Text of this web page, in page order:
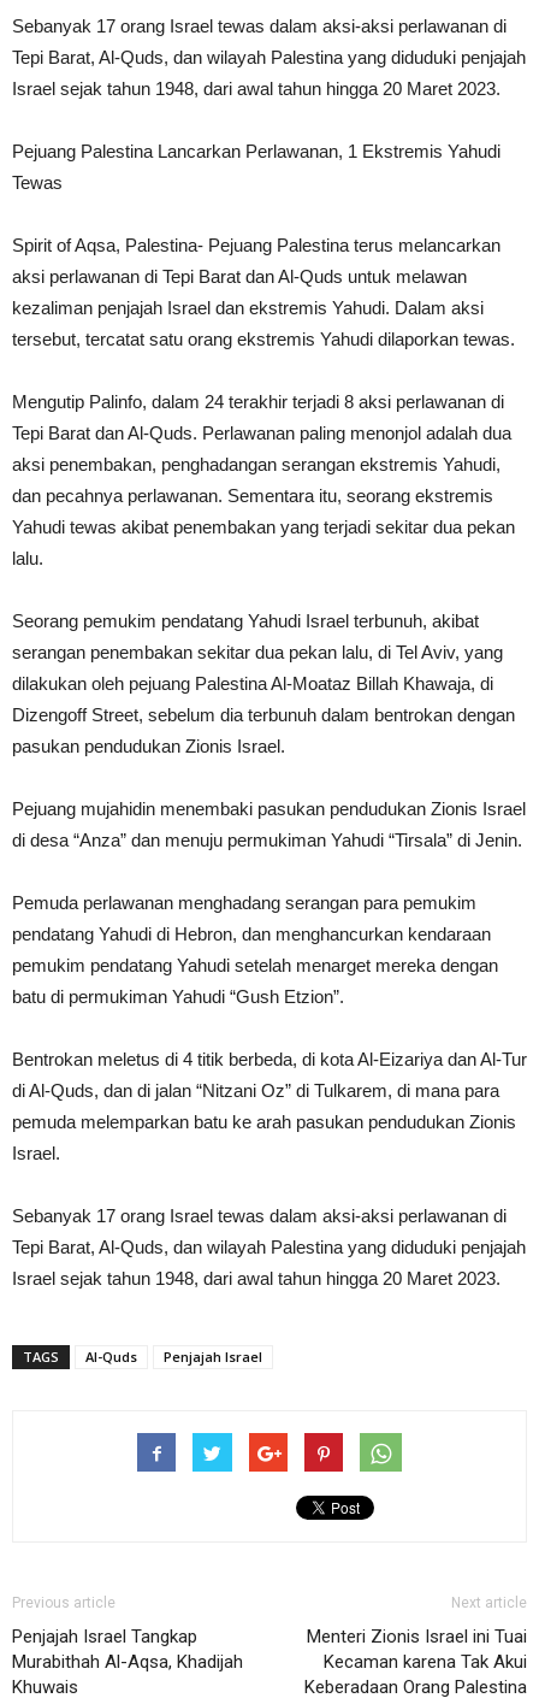
Sebanyak 17 orang Israel tewas dalam aksi-aksi perlawanan di
Tepi Barat, Al-Quds, dan wilayah Palestina yang diduduki penjajah
Israel sejak tahun 1948, dari awal tahun hingga 20 Maret 2023.
Pejuang Palestina Lancarkan Perlawanan, 1 Ekstremis Yahudi
Tewas
Spirit of Aqsa, Palestina- Pejuang Palestina terus melancarkan
aksi perlawanan di Tepi Barat dan Al-Quds untuk melawan
kezaliman penjajah Israel dan ekstremis Yahudi. Dalam aksi
tersebut, tercatat satu orang ekstremis Yahudi dilaporkan tewas.
Mengutip Palinfo, dalam 24 terakhir terjadi 8 aksi perlawanan di
Tepi Barat dan Al-Quds. Perlawanan paling menonjol adalah dua
aksi penembakan, penghadangan serangan ekstremis Yahudi,
dan pecahnya perlawanan. Sementara itu, seorang ekstremis
Yahudi tewas akibat penembakan yang terjadi sekitar dua pekan
lalu.
Seorang pemukim pendatang Yahudi Israel terbunuh, akibat
serangan penembakan sekitar dua pekan lalu, di Tel Aviv, yang
dilakukan oleh pejuang Palestina Al-Moataz Billah Khawaja, di
Dizengoff Street, sebelum dia terbunuh dalam bentrokan dengan
pasukan pendudukan Zionis Israel.
Pejuang mujahidin menembaki pasukan pendudukan Zionis Israel
di desa “Anza” dan menuju permukiman Yahudi “Tirsala” di Jenin.
Pemuda perlawanan menghadang serangan para pemukim
pendatang Yahudi di Hebron, dan menghancurkan kendaraan
pemukim pendatang Yahudi setelah menarget mereka dengan
batu di permukiman Yahudi “Gush Etzion”.
Bentrokan meletus di 4 titik berbeda, di kota Al-Eizariya dan Al-Tur
di Al-Quds, dan di jalan “Nitzani Oz” di Tulkarem, di mana para
pemuda melemparkan batu ke arah pasukan pendudukan Zionis
Israel.
Sebanyak 17 orang Israel tewas dalam aksi-aksi perlawanan di
Tepi Barat, Al-Quds, dan wilayah Palestina yang diduduki penjajah
Israel sejak tahun 1948, dari awal tahun hingga 20 Maret 2023.
TAGS Al-Quds Penjajah Israel
Previous article
Penjajah Israel Tangkap
Murabithah Al-Aqsa, Khadijah
Khuwais
Next article
Menteri Zionis Israel ini Tuai
Kecaman karena Tak Akui
Keberadaan Orang Palestina